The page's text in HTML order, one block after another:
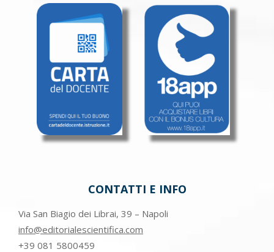
CONTATTI E INFO
Via San Biagio dei Librai, 39 – Napoli
info@editorialescientifica.com
+39 081 5800459